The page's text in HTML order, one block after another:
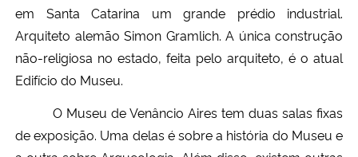
em Santa Catarina um grande prédio industrial.
Arquiteto alemão Simon Gramlich. A única construção
não-religiosa no estado, feita pelo arquiteto, é o atual
Edifício do Museu.
O Museu de Venâncio Aires tem duas salas fixas
de exposição. Uma delas é sobre a história do Museu e